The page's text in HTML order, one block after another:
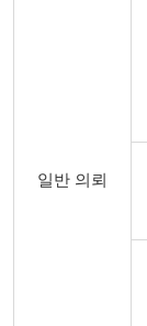
일반 의뢰